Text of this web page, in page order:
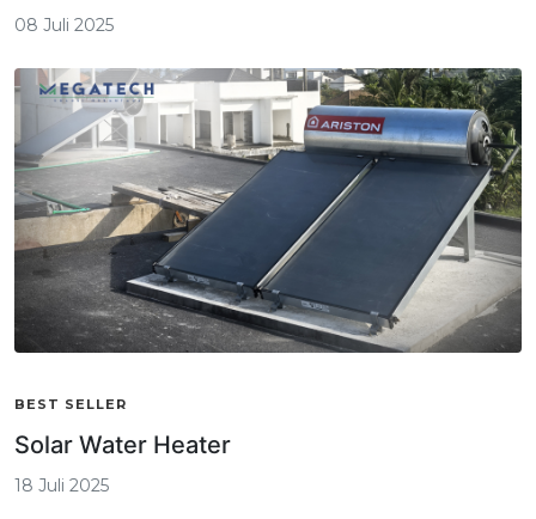
08 Juli 2025
BEST SELLER
Solar Water Heater
18 Juli 2025